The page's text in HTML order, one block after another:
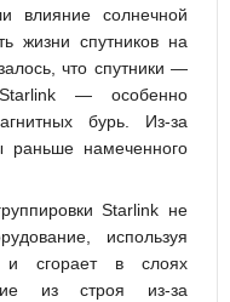
влияние солнечной
жизни спутников на
что спутники —
— особенно
бурь. Из-за
раньше намеченного
Starlink не
используя
и сгорает в слоях
из строя из-за